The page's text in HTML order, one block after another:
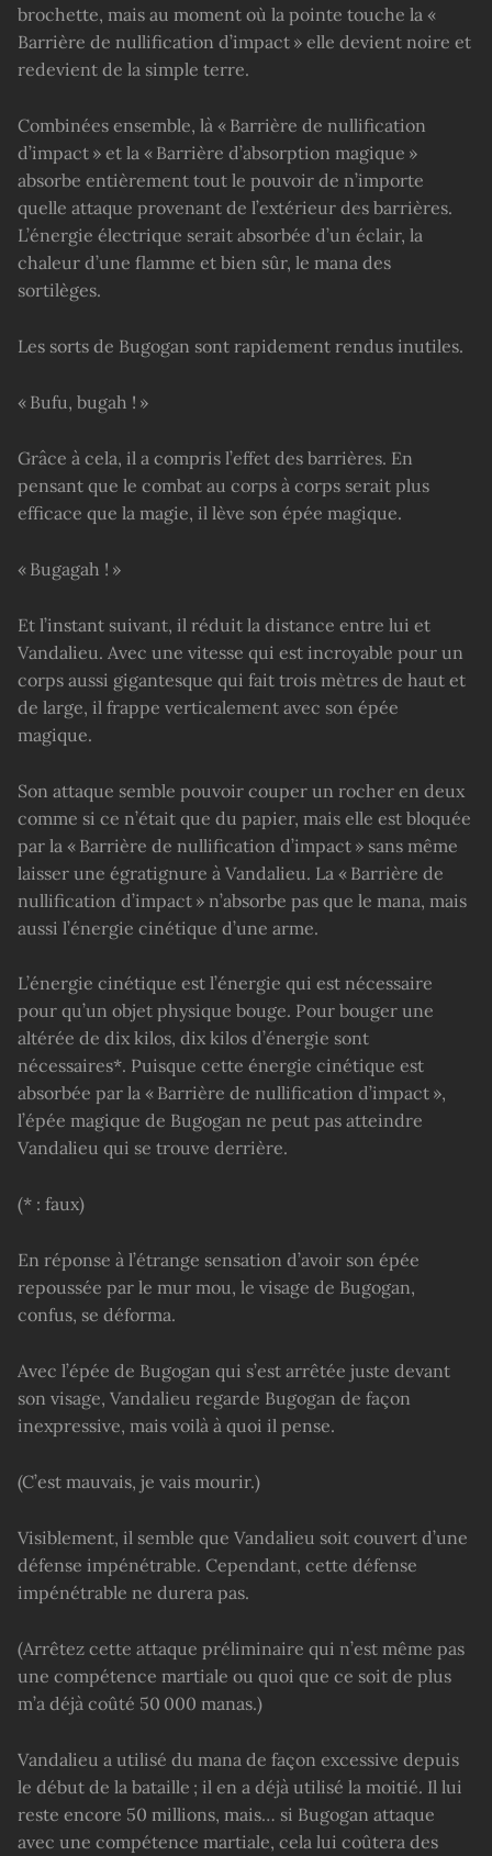
brochette, mais au moment où la pointe touche la «
Barrière de nullification d’impact » elle devient noire et
redevient de la simple terre.
Combinées ensemble, là « Barrière de nullification
d’impact » et la « Barrière d’absorption magique »
absorbe entièrement tout le pouvoir de n’importe
quelle attaque provenant de l’extérieur des barrières.
L’énergie électrique serait absorbée d’un éclair, la
chaleur d’une flamme et bien sûr, le mana des
sortilèges.
Les sorts de Bugogan sont rapidement rendus inutiles.
« Bufu, bugah ! »
Grâce à cela, il a compris l’effet des barrières. En
pensant que le combat au corps à corps serait plus
efficace que la magie, il lève son épée magique.
« Bugagah ! »
Et l’instant suivant, il réduit la distance entre lui et
Vandalieu. Avec une vitesse qui est incroyable pour un
corps aussi gigantesque qui fait trois mètres de haut et
de large, il frappe verticalement avec son épée
magique.
Son attaque semble pouvoir couper un rocher en deux
comme si ce n’était que du papier, mais elle est bloquée
par la « Barrière de nullification d’impact » sans même
laisser une égratignure à Vandalieu. La « Barrière de
nullification d’impact » n’absorbe pas que le mana, mais
aussi l’énergie cinétique d’une arme.
L’énergie cinétique est l’énergie qui est nécessaire
pour qu’un objet physique bouge. Pour bouger une
altérée de dix kilos, dix kilos d’énergie sont
nécessaires*. Puisque cette énergie cinétique est
absorbée par la « Barrière de nullification d’impact »,
l’épée magique de Bugogan ne peut pas atteindre
Vandalieu qui se trouve derrière.
(* : faux)
En réponse à l’étrange sensation d’avoir son épée
repoussée par le mur mou, le visage de Bugogan,
confus, se déforma.
Avec l’épée de Bugogan qui s’est arrêtée juste devant
son visage, Vandalieu regarde Bugogan de façon
inexpressive, mais voilà à quoi il pense.
(C’est mauvais, je vais mourir.)
Visiblement, il semble que Vandalieu soit couvert d’une
défense impénétrable. Cependant, cette défense
impénétrable ne durera pas.
(Arrêtez cette attaque préliminaire qui n’est même pas
une compétence martiale ou quoi que ce soit de plus
m’a déjà coûté 50 000 manas.)
Vandalieu a utilisé du mana de façon excessive depuis
le début de la bataille ; il en a déjà utilisé la moitié. Il lui
reste encore 50 millions, mais… si Bugogan attaque
avec une compétence martiale, cela lui coûtera des